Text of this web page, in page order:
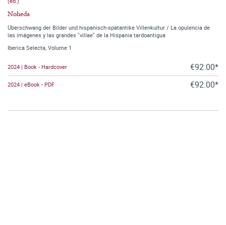
Noheda
Überschwang der Bilder und hispanisch-spätantike Villenkultur / La opulencia de
las imágenes y las grandes "villae" de la Hispania tardoantigua
Iberica Selecta, Volume 1
2024 | Book - Hardcover €92.00*
2024 | eBook - PDF €92.00*